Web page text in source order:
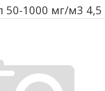
50-1000 мг/м3 4,5